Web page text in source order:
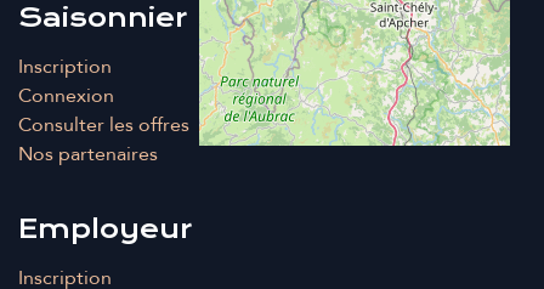
Saisonnier
Inscription
Connexion
Consulter les offres
Nos partenaires
Employeur
Inscription